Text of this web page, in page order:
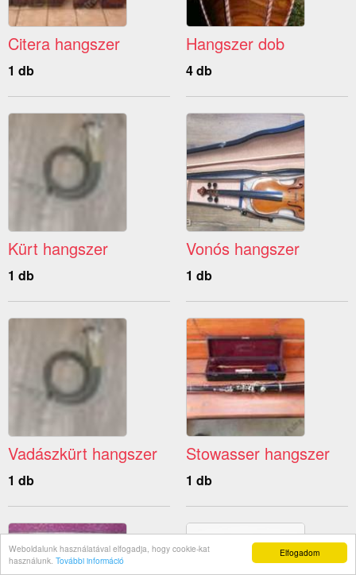
Elfogadom
Weboldalunk használatával elfogadja, hogy cookie-kat
használunk. További információ
Citera hangszer
1 db
Hangszer dob
4 db
Kürt hangszer
1 db
Vonós hangszer
1 db
Vadászkürt hangszer
1 db
Stowasser hangszer
1 db